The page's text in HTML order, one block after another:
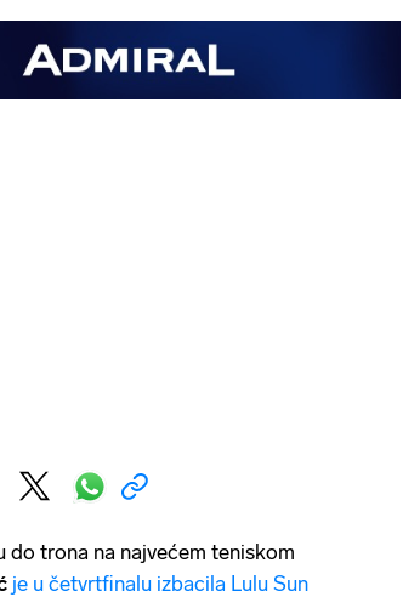
do trona na najvećem teniskom
je u četvrtfinalu izbacila Lulu Sun